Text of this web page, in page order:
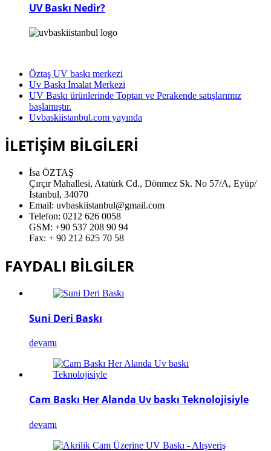
UV Baskı Nedir?
Öztaş UV baskı merkezi
Uv Baskı İmalat Merkezi
UV Baskı ürünlerinde Toptan ve Perakende satışlarımız
başlamıştır.
Uvbaskiistanbul.com yayında
İLETİŞİM BİLGİLERİ
İsa ÖZTAŞ
Çırçır Mahallesi, Atatürk Cd., Dönmez Sk. No 57/A, Eyüp/
İstanbul, 34070
Email: uvbaskiistanbul@gmail.com
Telefon: 0212 626 0058
GSM: +90 537 208 90 94
Fax: + 90 212 625 70 58
FAYDALI BİLGİLER
Suni Deri Baskı
devamı
Cam Baskı Her Alanda Uv baskı Teknolojisiyle
devamı